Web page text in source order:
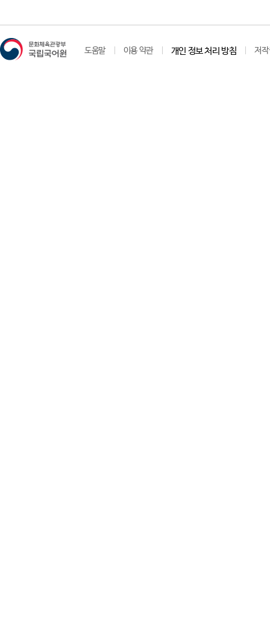
도움말 이용 약관 개인 정보 처리 방침 저